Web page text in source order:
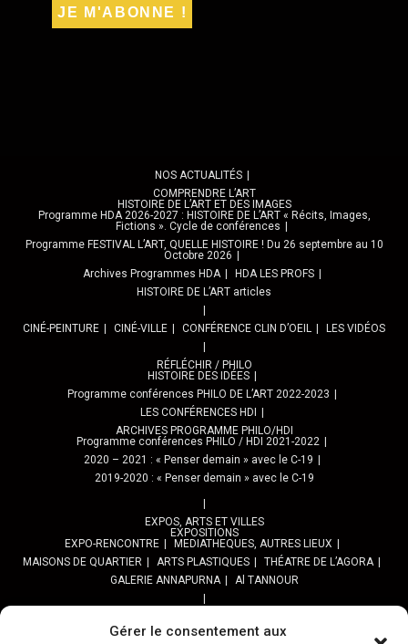
Gérer le consentement aux
NOS ACTUALITÉS
COMPRENDRE L’ART
HISTOIRE DE L’ART ET DES IMAGES
Programme HDA 2026-2027 : HISTOIRE DE L’ART « Récits, Images,
Fictions ». Cycle de conférences
Programme FESTIVAL L’ART, QUELLE HISTOIRE ! Du 26 septembre au 10
Octobre 2026
Archives Programmes HDA
HDA LES PROFS
HISTOIRE DE L’ART articles
CINÉ-PEINTURE CINÉ-VILLE CONFÉRENCE CLIN D’OEIL LES VIDÉOS
RÉFLÉCHIR / PHILO
HISTOIRE DES IDÉES
Programme conférences PHILO DE L’ART 2022-2023
LES CONFÉRENCES HDI
ARCHIVES PROGRAMME PHILO/HDI
Programme conférences PHILO / HDI 2021-2022
2020 – 2021 : « Penser demain » avec le C-19
2019-2020 : « Penser demain » avec le C-19
EXPOS, ARTS ET VILLES
EXPOSITIONS
EXPO-RENCONTRE
MEDIATHEQUES, AUTRES LIEUX
MAISONS DE QUARTIER
ARTS PLASTIQUES
THÉATRE DE L’AGORA
GALERIE ANNAPURNA
Al TANNOUR
PPROGRAMME DES BALADES URBAINES 2025